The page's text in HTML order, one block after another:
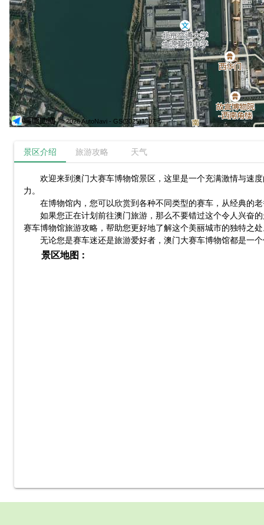
© 2026 AutoNavi - GS(2025)1807号
景区介绍 旅游攻略 天气
欢迎来到澳门大赛车博物馆景区，这里是一个充满激情与速
力。
在博物馆内，您可以欣赏到各种不同类型的赛车，从经典的
如果您正在计划前往澳门旅游，那么不要错过这个令人兴奋
赛车博物馆旅游攻略，帮助您更好地了解这个美丽城市的独特之
无论您是赛车迷还是旅游爱好者，澳门大赛车博物馆都是一
景区地图：